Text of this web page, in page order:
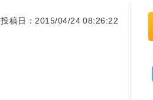
投稿日：2015/04/24 08:26:22